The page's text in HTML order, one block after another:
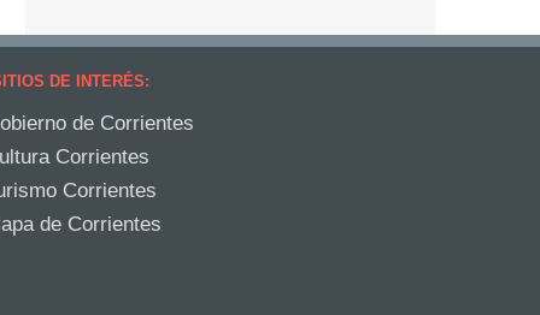
DE INTERÉS:
de Corrientes
Corrientes
Corrientes
de Corrientes